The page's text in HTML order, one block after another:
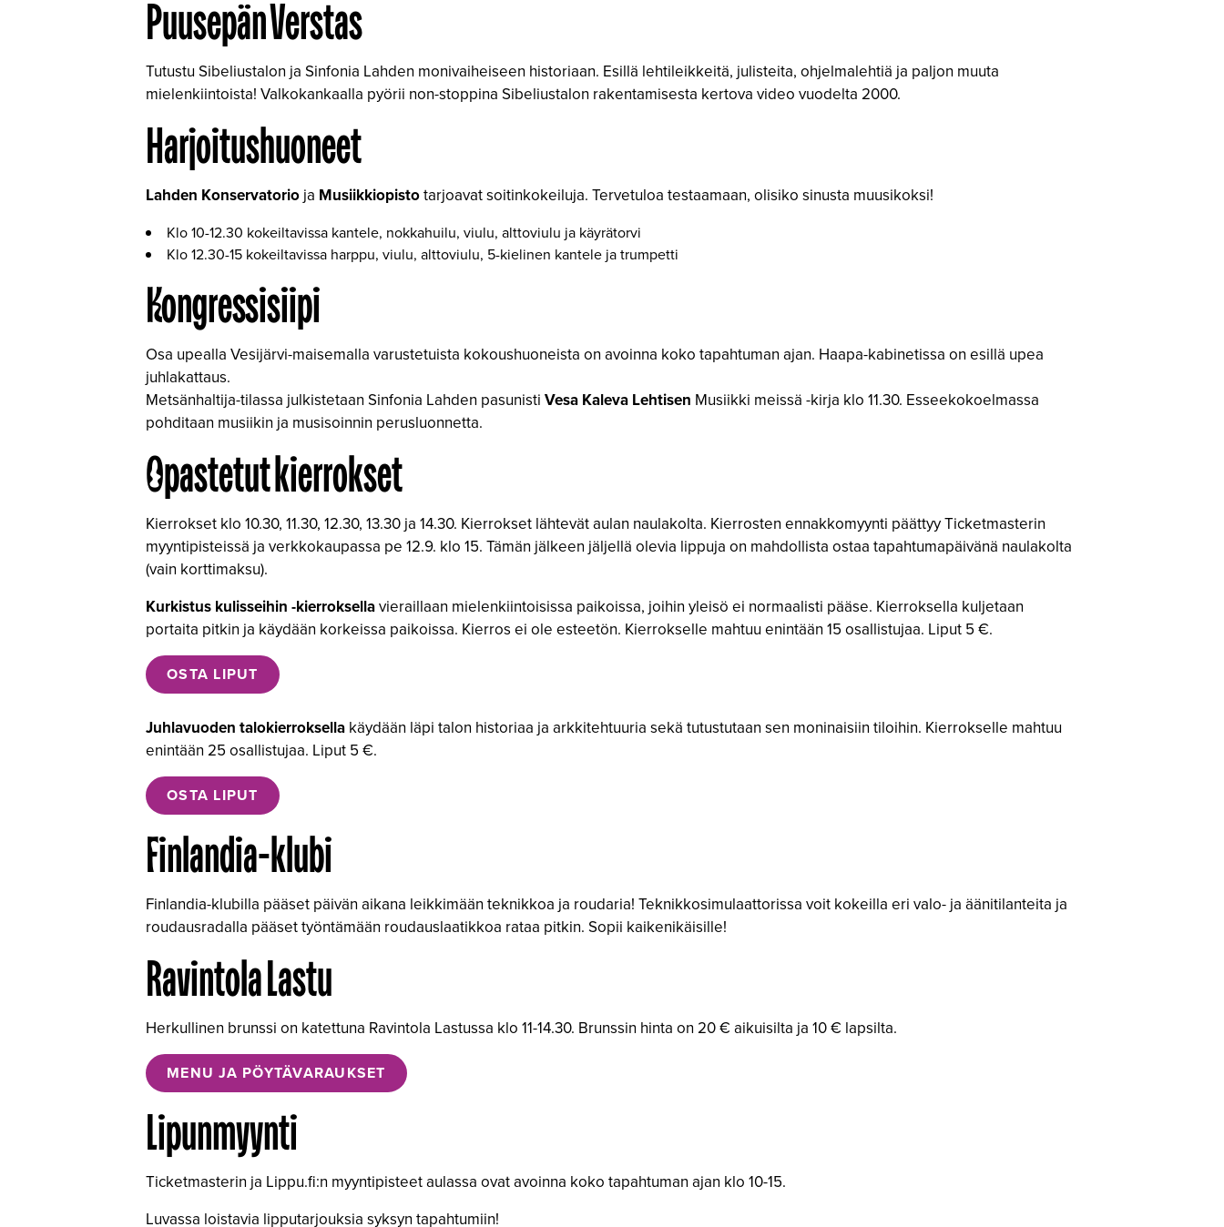
Puusepän Verstas
Tutustu Sibeliustalon ja Sinfonia Lahden monivaiheiseen historiaan. Esillä lehtileikkeitä, julisteita, ohjelmalehtiä ja paljon muuta
mielenkiintoista! Valkokankaalla pyörii non-stoppina Sibeliustalon rakentamisesta kertova video vuodelta 2000.
Harjoitushuoneet
Lahden Konservatorio ja Musiikkiopistotarjoavat soitinkokeiluja. Tervetuloa testaamaan, olisiko sinusta muusikoksi!
Klo 10-12.30 kokeiltavissa kantele, nokkahuilu, viulu, alttoviulu ja käyrätorvi
Klo 12.30-15 kokeiltavissa harppu, viulu, alttoviulu, 5-kielinen kantele ja trumpetti
Kongressisiipi
Osa upealla Vesijärvi-maisemalla varustetuista kokoushuoneista on avoinna koko tapahtuman ajan. Haapa-kabinetissa on esillä upea
juhlakattaus.
Metsänhaltija-tilassa julkistetaan Sinfonia Lahden pasunisti Vesa Kaleva Lehtisen Musiikki meissä -kirja klo 11.30. Esseekokoelmassa
pohditaan musiikin ja musisoinnin perusluonnetta.
Opastetut kierrokset
Kierrokset klo 10.30, 11.30, 12.30, 13.30 ja 14.30. Kierrokset lähtevät aulan naulakolta. Kierrosten ennakkomyynti päättyy Ticketmasterin
myyntipisteissä ja verkkokaupassa pe 12.9. klo 15. Tämän jälkeen jäljellä olevia lippuja on mahdollista ostaa tapahtumapäivänä naulakolta
(vain korttimaksu).
Kurkistus kulisseihin -kierroksellavieraillaan mielenkiintoisissa paikoissa, joihin yleisö ei normaalisti pääse. Kierroksella kuljetaan
portaita pitkin ja käydään korkeissa paikoissa. Kierros ei ole esteetön. Kierrokselle mahtuu enintään 15 osallistujaa. Liput 5 €.
OSTA LIPUT
Juhlavuoden talokierroksella käydään läpi talon historiaa ja arkkitehtuuria sekä tutustutaan sen moninaisiin tiloihin. Kierrokselle mahtuu
enintään 25 osallistujaa. Liput 5 €.
OSTA LIPUT
Finlandia-klubi
Finlandia-klubilla pääset päivän aikana leikkimään teknikkoa ja roudaria! Teknikkosimulaattorissa voit kokeilla eri valo- ja äänitilanteita ja
roudausradalla pääset työntämään roudauslaatikkoa rataa pitkin. Sopii kaikenikäisille!
Ravintola Lastu
Herkullinen brunssi on katettuna Ravintola Lastussa klo 11-14.30. Brunssin hinta on 20 € aikuisilta ja 10 € lapsilta.
MENU JA PÖYTÄVARAUKSET
Lipunmyynti
Ticketmasterin ja Lippu.fi:n myyntipisteet aulassa ovat avoinna koko tapahtuman ajan klo 10-15.
Luvassa loistavia lipputarjouksia syksyn tapahtumiin!